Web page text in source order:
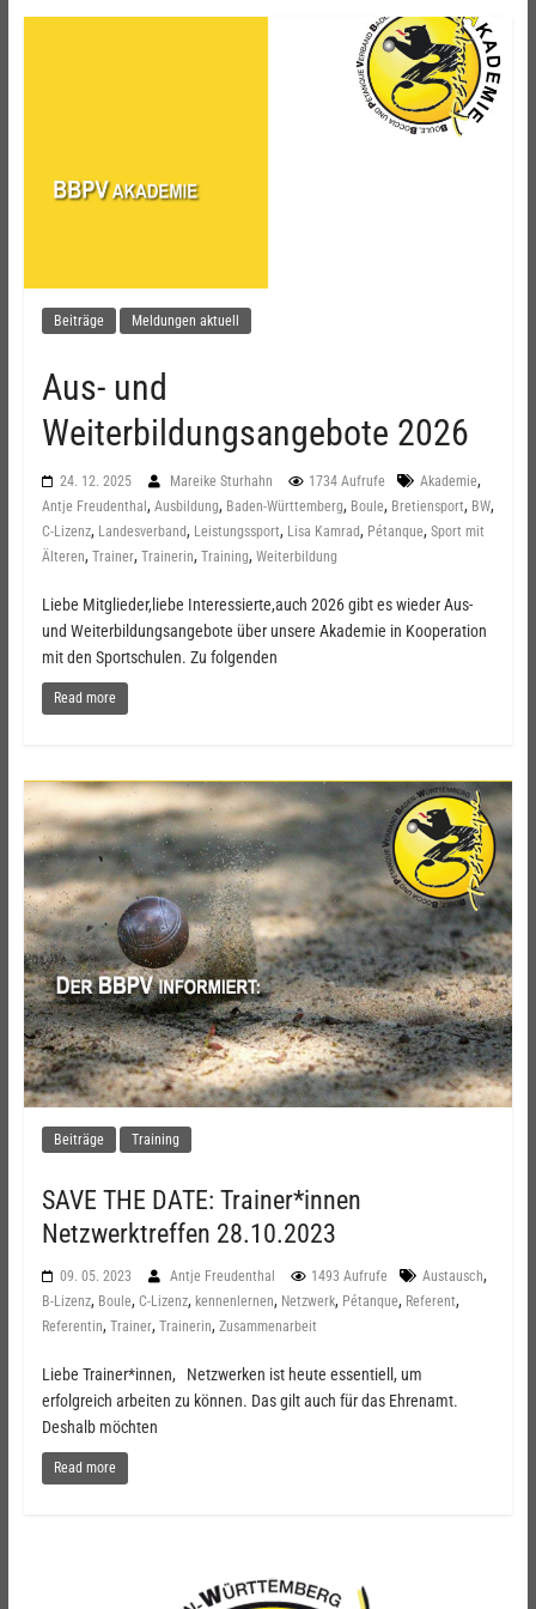
Beiträge Meldungen aktuell
Aus- und
Weiterbildungsangebote 2026
24. 12. 2025 Mareike Sturhahn 1734 Aufrufe Akademie,
Antje Freudenthal , Ausbildung, Baden-Württemberg, Boule, Bretiensport, BW,
C-Lizenz, Landesverband, Leistungssport, Lisa Kamrad, Pétanque, Sport mit
Älteren, Trainer, Trainerin, Training, Weiterbildung
Liebe Mitglieder,liebe Interessierte,auch 2026 gibt es wieder Aus-
und Weiterbildungsangebote über unsere Akademie in Kooperation
mit den Sportschulen. Zu folgenden
Read more
Beiträge Training
SAVE THE DATE: Trainer*innen
Netzwerktreffen 28.10.2023
09. 05. 2023 Antje Freudenthal 1493 Aufrufe Austausch,
B-Lizenz, Boule, C-Lizenz, kennenlernen, Netzwerk, Pétanque, Referent,
Referentin, Trainer, Trainerin, Zusammenarbeit
Liebe Trainer*innen, Netzwerken ist heute essentiell, um
erfolgreich arbeiten zu können. Das gilt auch für das Ehrenamt.
Deshalb möchten
Read more